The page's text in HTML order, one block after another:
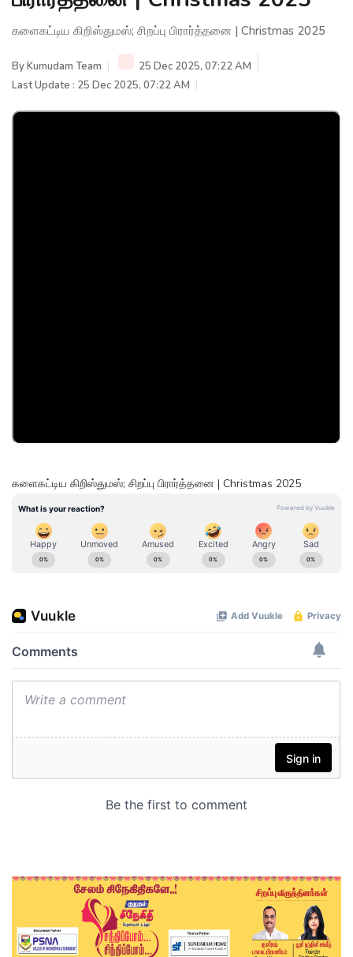
களைகட்டிய கிறிஸ்துமஸ்; சிறப்பு பிரார்த்தனை | Christmas 2025
ByKumudam Team
25 Dec 2025, 07:22 AM
Last Update : 25 Dec 2025, 07:22 AM
களைகட்டிய கிறிஸ்துமஸ்; சிறப்பு பிரார்த்தனை | Christmas 2025